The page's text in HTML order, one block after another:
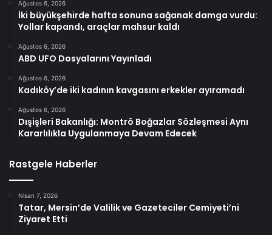
Ağustos 6, 2026
İki büyükşehirde hafta sonuna sağanak damga vurdu:
Yollar kapandı, araçlar mahsur kaldı
Ağustos 6, 2026
ABD UFO Dosyalarını Yayınladı
Ağustos 6, 2026
Kadıköy’de iki kadının kavgasını erkekler ayıramadı
Ağustos 6, 2026
Dışişleri Bakanlığı: Montrö Boğazlar Sözleşmesi Aynı
Kararlılıkla Uygulanmaya Devam Edecek
Rastgele Haberler
Nisan 7, 2026
Tatar, Mersin’de Valilik ve Gazeteciler Cemiyeti’ni
Ziyaret Etti